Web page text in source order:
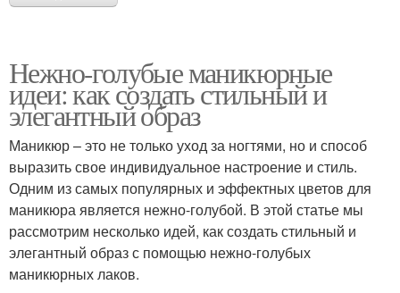
Нежно-голубые маникюрные
идеи: как создать стильный и
элегантный образ
Маникюр – это не только уход за ногтями, но и способ
выразить свое индивидуальное настроение и стиль.
Одним из самых популярных и эффектных цветов для
маникюра является нежно-голубой. В этой статье мы
рассмотрим несколько идей, как создать стильный и
элегантный образ с помощью нежно-голубых
маникюрных лаков.